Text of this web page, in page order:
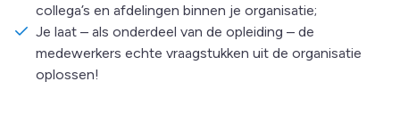
collega’s en afdelingen binnen je organisatie;
Je laat – als onderdeel van de opleiding – de
medewerkers echte vraagstukken uit de organisatie
oplossen!